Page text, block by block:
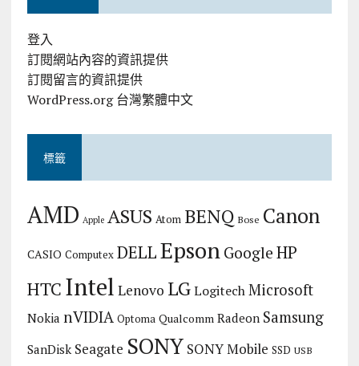
登入
訂閱網站內容的資訊提供
訂閱留言的資訊提供
WordPress.org 台灣繁體中文
標籤
AMD Apple ASUS Atom BENQ Bose Canon
CASIO Computex DELLEpson Google HP
HTC Intel Lenovo LG Logitech Microsoft
Nokia nVIDIA Optoma Qualcomm Radeon Samsung
SanDisk Seagate SONY SONY Mobile SSD USB